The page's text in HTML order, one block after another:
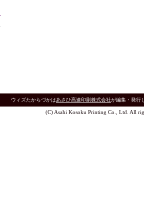
ウィズたからづかはあさひ高速印刷株式会社が編集・発行
(C) Asahi Kosoku Printing Co., Ltd. All